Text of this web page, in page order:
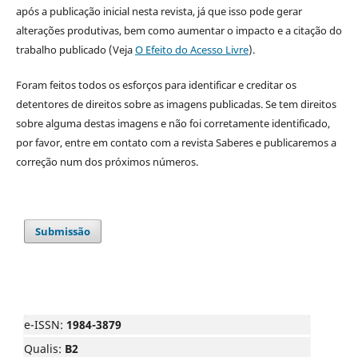
após a publicação inicial nesta revista, já que isso pode gerar
alterações produtivas, bem como aumentar o impacto e a citação do
trabalho publicado (VejaO Efeito do Acesso Livre).
Foram feitos todos os esforços para identificar e creditar os
detentores de direitos sobre as imagens publicadas. Se tem direitos
sobre alguma destas imagens e não foi corretamente identificado,
por favor, entre em contato com a revista Saberes e publicaremos a
correção num dos próximos números.
Submissão
e-ISSN: 1984-3879
Qualis: B2